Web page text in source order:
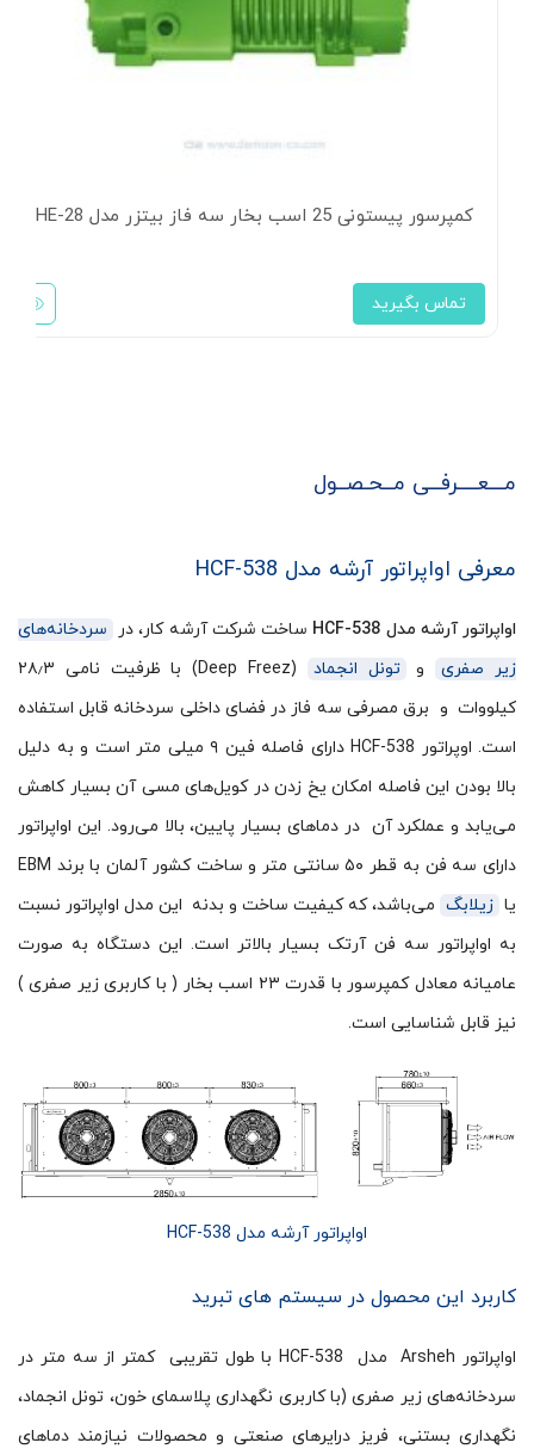
کمپرسور پیستونی 25 اسب بخار سه فاز بیتزر مدل 6HE-28
تماس بگیرید
مـــعــــرفــی مــحـصــول
معرفی اواپراتور آرشه مدل HCF-538
اواپراتور آرشه مدل HCF-538 ساخت شرکت آرشه کار، در
سردخانه‌های
زیر صفری
و تونل انجماد
(Deep Freez) با ظرفیت نامی ۲۸٫۳
کیلووات و برق مصرفی سه فاز در فضای داخلی سردخانه قابل استفاده
است. اوپراتور HCF-538 دارای فاصله فین‌ ۹ میلی متر است و به دلیل
بالا بودن این فاصله امکان یخ زدن در کویل‌های مسی آن بسیار کاهش
می‌یابد و عملکرد آن در دماهای بسیار پایین، بالا می‌رود. این اواپراتور
دارای سه فن به قطر ۵۰ سانتی متر و ساخت کشور آلمان با برند EBM
یا زیلابگ می‌باشد، که کیفیت ساخت و بدنه این مدل اواپراتور نسبت
به اواپراتور سه فن آرتک بسیار بالاتر است. این دستگاه به صورت
عامیانه معادل کمپرسور با قدرت ۲۳ اسب بخار ( با کاربری زیر صفری )
نیز قابل شناسایی است.
اواپراتور آرشه مدل HCF-538
کاربرد این محصول در سیستم های تبرید
اواپراتور Arsheh مدل HCF-538 با طول تقریبی کمتر از سه متر در
سردخانه‌های زیر صفری (با کاربری نگهداری پلاسمای خون، تونل انجماد،
نگهداری بستنی، فریز درایرهای صنعتی و محصولات نیازمند دماهای